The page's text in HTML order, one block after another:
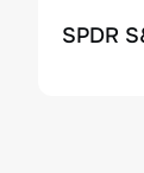
SPDR